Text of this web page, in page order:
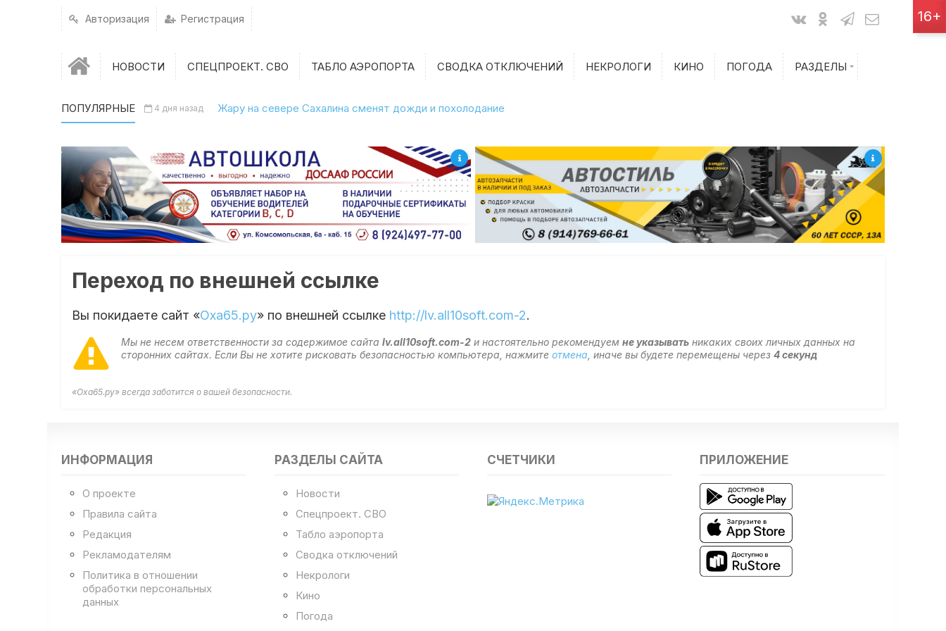
Авторизация Регистрация
НОВОСТИ СПЕЦПРОЕКТ. СВО ТАБЛО АЭРОПОРТА СВОДКА ОТКЛЮЧЕНИЙ НЕКРОЛОГИ КИНО ПОГОДА РАЗДЕЛЫ
Показания счетчиков
Билеты на поезд
ПОПУЛЯРНЫЕ 4 дня назад Жару на севере Сахалина сменят дожди и похолодание
Переход по внешней ссылке
Вы покидаете сайт «Оха65.ру» по внешней ссылке http://lv.all10soft.com-2.
Мы не несем ответственности за содержимое сайтаlv.all10soft.com-2 и настоятельно рекомендуемне указывать никаких своих личных данных на
сторонних сайтах. Если Вы не хотите рисковать безопасностью компьютера, нажмитеотмена , иначе вы будете перемещены через4секунд
«Оха65.ру» всегда заботится о вашей безопасности.
ИНФОРМАЦИЯ
О проекте
Правила сайта
Редакция
Рекламодателям
Политика в отношении
обработки персональных
данных
РАЗДЕЛЫ САЙТА
Новости
Спецпроект. СВО
Табло аэропорта
Сводка отключений
Некрологи
Кино
Погода
СЧЕТЧИКИ ПРИЛОЖЕНИЕ
16+